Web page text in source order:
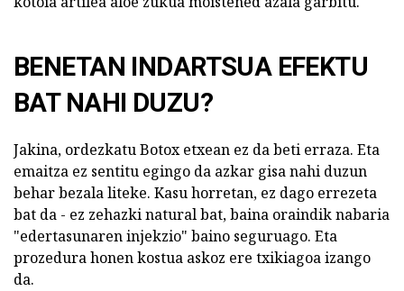
BENETAN INDARTSUA EFEKTU
BAT NAHI DUZU?
Jakina, ordezkatu Botox etxean ez da beti erraza. Eta
emaitza ez sentitu egingo da azkar gisa nahi duzun
behar bezala liteke. Kasu horretan, ez dago errezeta
bat da - ez zehazki natural bat, baina oraindik nabaria
"edertasunaren injekzio" baino seguruago. Eta
prozedura honen kostua askoz ere txikiagoa izango
da.